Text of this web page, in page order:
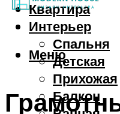
Квартира
Интерьер
Спальня
Детская
Прихожая
Балкон
Меню